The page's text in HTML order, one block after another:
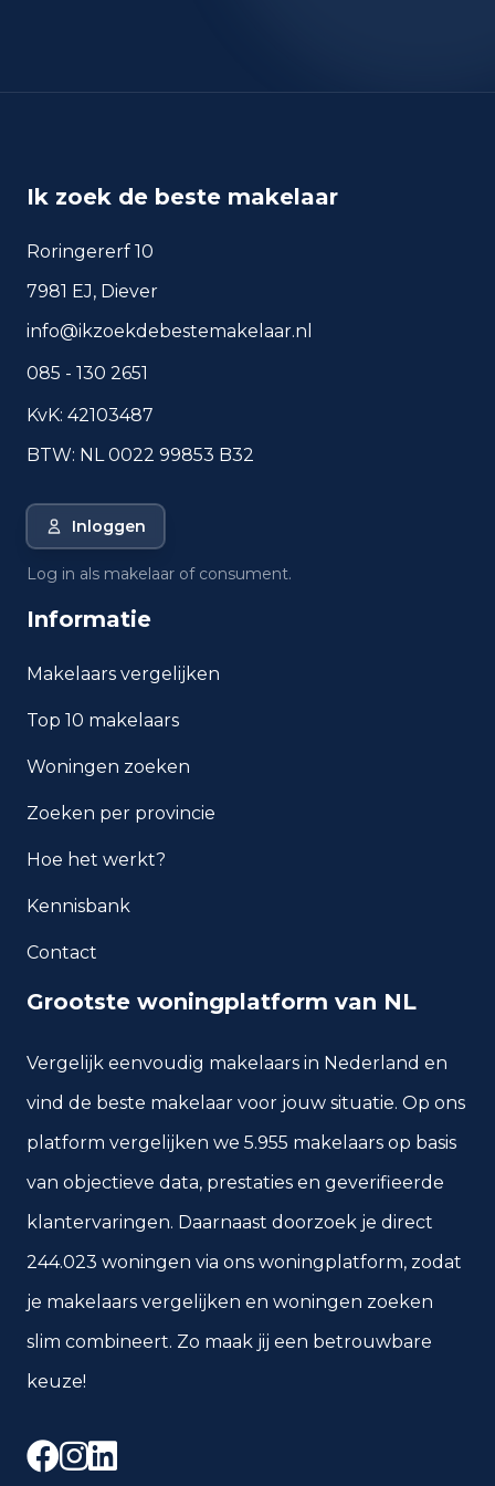
Santpoort-Noord.
Veelgestelde vragen over
wonen in Santpoort-Noord
plaatscijfers, handig voor een snelle
Hoeveel inwoners heeft
Wat is de gemiddelde WOZ-
Wat is het gemiddelde
Santpoort-Noord?
Hoe veilig is wonen in
Welke woningtypen komen
het meest voor in Santpoort-
Noord?
Ik zoek de beste makelaar
Roringererf 10
7981 EJ, Diever
info@ikzoekdebestemakelaar.nl
085 - 130 2651
KvK: 42103487
BTW: NL 0022 99853 B32
Inloggen
Log in als makelaar of consument.
Informatie
Makelaars vergelijken
Top 10 makelaars
Woningen zoeken
Zoeken per provincie
Hoe het werkt?
Kennisbank
Contact
Grootste woningplatform van NL
Vergelijk eenvoudig makelaars in Nederland en
vind de beste makelaar voor jouw situatie. Op ons
platform vergelijken we 5.955 makelaars op basis
van objectieve data, prestaties en geverifieerde
klantervaringen. Daarnaast doorzoek je direct
244.023 woningen via ons woningplatform, zodat
je makelaars vergelijken en woningen zoeken
slim combineert. Zo maak jij een betrouwbare
keuze!
Facebook
Instagram
LinkedIn